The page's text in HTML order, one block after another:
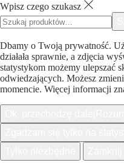
Wpisz czego szukasz
Szukać:>
Dbamy o Twoją prywatność.
działała sprawnie, a zdjęcia
statystykom możemy ulepszać
odwiedzających. Możesz
momencie. Więcej informacji